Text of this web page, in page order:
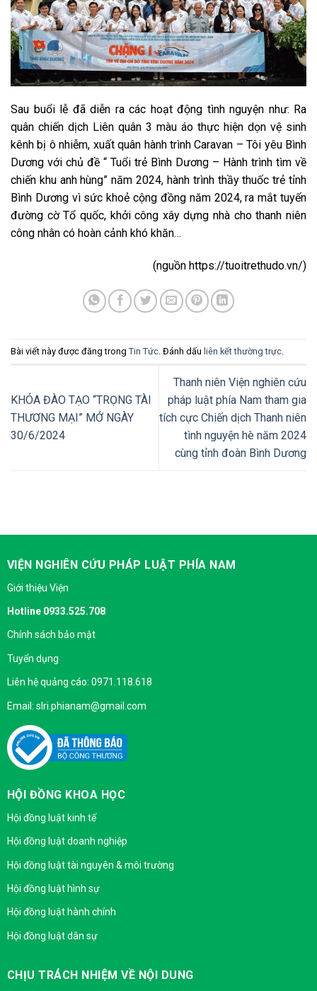
Sau buổi lễ đã diễn ra các hoạt động tình nguyện như: Ra
quân chiến dịch Liên quân 3 màu áo thực hiện dọn vệ sinh
kênh bị ô nhiễm, xuất quân hành trình Caravan – Tôi yêu Bình
Dương với chủ đề “ Tuổi trẻ Bình Dương – Hành trình tìm về
chiến khu anh hùng” năm 2024, hành trình thầy thuốc trẻ tỉnh
Bình Dương vì sức khoẻ cộng đồng năm 2024, ra mắt tuyến
đường cờ Tổ quốc, khởi công xây dựng nhà cho thanh niên
công nhân có hoàn cảnh khó khăn…
(nguồn https://tuoitrethudo.vn/)
Bài viết này được đăng trong Tin Tức . Đánh dấu liên kết thường trực
KHÓA ĐÀO TẠO “TRỌNG TÀI
THƯƠNG MẠI” MỞ NGÀY
30/6/2024
Thanh niên Viện nghiên cứu
pháp luật phía Nam tham gia
tích cực Chiến dịch Thanh niên
tình nguyện hè năm 2024
cùng tỉnh đoàn Bình Dương
VIỆN NGHIÊN CỨU PHÁP LUẬT PHÍA NAM
Giới thiệu Viện
Hotline 0933.525.708
Chính sách bảo mật
Tuyển dụng
Liên hệ quảng cáo: 0971.118.618
Email: slri.phianam@gmail.com
HỘI ĐỒNG KHOA HỌC
Hội đồng luật kinh tế
Hội đồng luật doanh nghiệp
Hội đồng luật tài nguyên & môi trường
Hội đồng luật hình sự
Hội đồng luật hành chính
Hội đồng luật dân sự
CHỊU TRÁCH NHIỆM VỀ NỘI DUNG